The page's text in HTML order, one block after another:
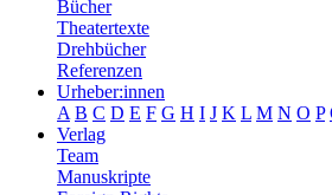
Bücher
Theatertexte
Drehbücher
Referenzen
Urheber:innen
A B C D E F G H I J K L M N O P
Verlag
Team
Manuskripte